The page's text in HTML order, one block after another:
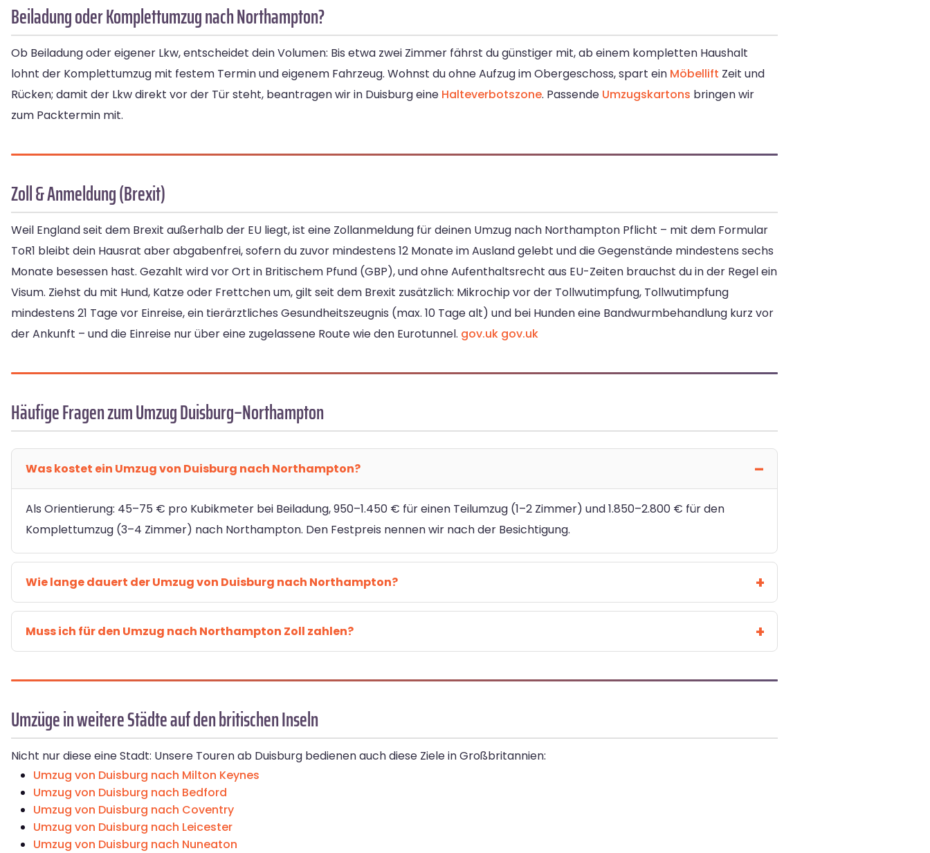
Beiladung oder Komplettumzug nach Northampton?
Ob Beiladung oder eigener Lkw, entscheidet dein Volumen: Bis etwa zwei Zimmer fährst du günstiger mit, ab einem kompletten Haushalt
lohnt der Komplettumzug mit festem Termin und eigenem Fahrzeug. Wohnst du ohne Aufzug im Obergeschoss, spart ein Möbellift Zeit und
Rücken; damit der Lkw direkt vor der Tür steht, beantragen wir in Duisburg eine Halteverbotszone. Passende Umzugskartons bringen wir
zum Packtermin mit.
Zoll & Anmeldung (Brexit)
Weil England seit dem Brexit außerhalb der EU liegt, ist eine Zollanmeldung für deinen Umzug nach Northampton Pflicht – mit dem Formular
ToR1 bleibt dein Hausrat aber abgabenfrei, sofern du zuvor mindestens 12 Monate im Ausland gelebt und die Gegenstände mindestens sechs
Monate besessen hast. Gezahlt wird vor Ort in Britischem Pfund (GBP), und ohne Aufenthaltsrecht aus EU-Zeiten brauchst du in der Regel ein
Visum. Ziehst du mit Hund, Katze oder Frettchen um, gilt seit dem Brexit zusätzlich: Mikrochip vor der Tollwutimpfung, Tollwutimpfung
mindestens 21 Tage vor Einreise, ein tierärztliches Gesundheitszeugnis (max. 10 Tage alt) und bei Hunden eine Bandwurmbehandlung kurz vor
der Ankunft – und die Einreise nur über eine zugelassene Route wie den Eurotunnel. gov.uk gov.uk
Häufige Fragen zum Umzug Duisburg–Northampton
Was kostet ein Umzug von Duisburg nach Northampton?
Als Orientierung: 45–75 € pro Kubikmeter bei Beiladung, 950–1.450 € für einen Teilumzug (1–2 Zimmer) und 1.850–2.800 € für den
Komplettumzug (3–4 Zimmer) nach Northampton. Den Festpreis nennen wir nach der Besichtigung.
Wie lange dauert der Umzug von Duisburg nach Northampton?
Muss ich für den Umzug nach Northampton Zoll zahlen?
Umzüge in weitere Städte auf den britischen Inseln
Nicht nur diese eine Stadt: Unsere Touren ab Duisburg bedienen auch diese Ziele in Großbritannien:
Umzug von Duisburg nach Milton Keynes
Umzug von Duisburg nach Bedford
Umzug von Duisburg nach Coventry
Umzug von Duisburg nach Leicester
Umzug von Duisburg nach Nuneaton